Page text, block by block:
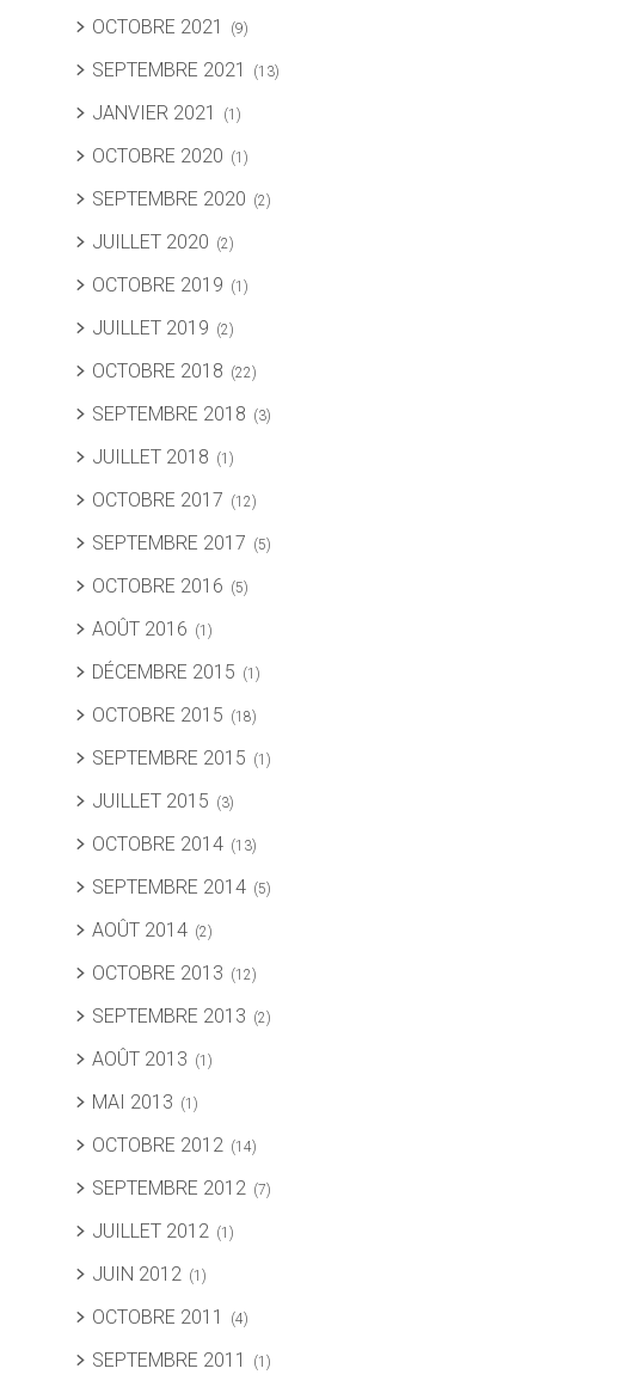
OCTOBRE 2021 (9)
SEPTEMBRE 2021 (13)
JANVIER 2021 (1)
OCTOBRE 2020 (1)
SEPTEMBRE 2020 (2)
JUILLET 2020 (2)
OCTOBRE 2019 (1)
JUILLET 2019 (2)
OCTOBRE 2018 (22)
SEPTEMBRE 2018 (3)
JUILLET 2018 (1)
OCTOBRE 2017 (12)
SEPTEMBRE 2017 (5)
OCTOBRE 2016 (5)
AOÛT 2016 (1)
DÉCEMBRE 2015 (1)
OCTOBRE 2015 (18)
SEPTEMBRE 2015 (1)
JUILLET 2015 (3)
OCTOBRE 2014 (13)
SEPTEMBRE 2014 (5)
AOÛT 2014 (2)
OCTOBRE 2013 (12)
SEPTEMBRE 2013 (2)
AOÛT 2013 (1)
MAI 2013 (1)
OCTOBRE 2012 (14)
SEPTEMBRE 2012 (7)
JUILLET 2012 (1)
JUIN 2012 (1)
OCTOBRE 2011 (4)
SEPTEMBRE 2011 (1)